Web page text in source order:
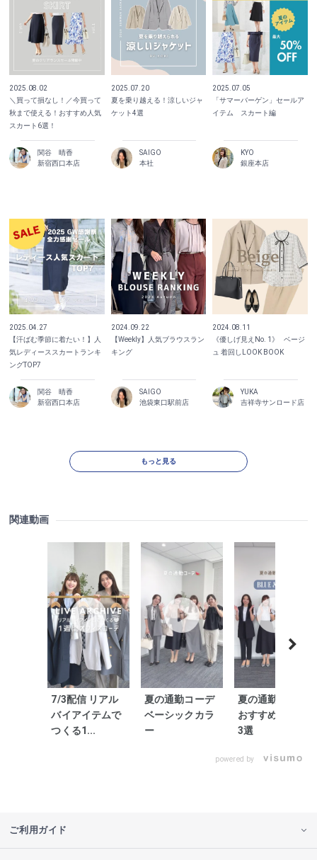
2025.08.02
＼買って損なし！／今買って
秋まで使える！おすすめ人気
スカート6選！
関谷 晴香
新宿西口本店
2025.07.20
夏を乗り越える！涼しいジャ
ケット4選
SAIGO
本社
2025.07.05
「サマーバーゲン」セールア
イテム スカート編
KYO
銀座本店
2025.04.27
【汗ばむ季節に着たい！】人
気レディーススカートランキ
ングTOP7
関谷 晴香
新宿西口本店
2024.09.22
【Weekly】人気ブラウスラン
キング
SAIGO
池袋東口駅前店
2024.08.11
《優しげ見えNo. 1》⠀ベージ
ュ 着回しLOOK BOOK
YUKA
吉祥寺サンロード店
もっと見る
関連動画
7/3配信 リアル
バイアイテムで
つくる1...
夏の通勤コーデ
ベーシックカラ
ー
夏の通勤コーデ
おすすめカラー
3選
powered by
ご利用ガイド